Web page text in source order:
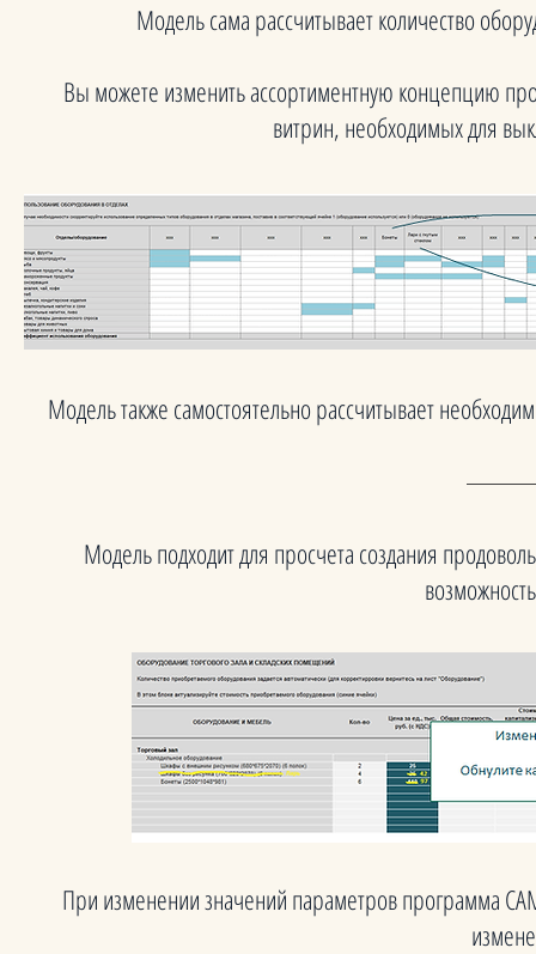
Модель сама рассчитывает количество
Вы можете изменить ассортиментную концепцию
витрин, необходимых для
Модель также самостоятельно рассчитывает
Модель подходит для просчета создания
При изменении значений параметров программа